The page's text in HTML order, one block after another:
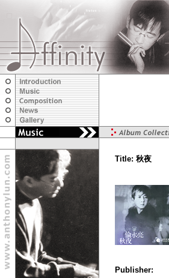
Title: 秋夜
Publisher: